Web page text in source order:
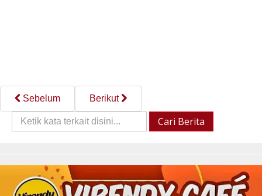
Sebelum
Berikut
Cari
Berita::
Cari Berita